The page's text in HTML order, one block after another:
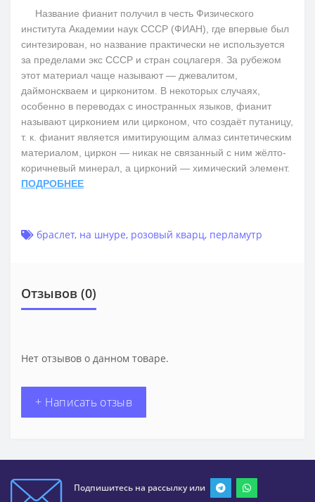
Название фианит получил в честь Физического
института Академии наук СССР (ФИАН), где впервые был
синтезирован, но название практически не используется
за пределами экс СССР и стран соцлагеря. За рубежом
этот материал чаще называют — джевалитом,
даймонскваем и цирконитом. В некоторых случаях,
особенно в переводах с иностранных языков, фианит
называют цирконием или цирконом, что создаёт путаницу,
т. к. фианит является имитирующим алмаз синтетическим
материалом, циркон — никак не связанный с ним жёлто-
коричневый минерал, а цирконий — химический элемент.
ПОДРОБНЕЕ
браслет, на шнуре, розовый кварц, перламутр
Отзывов (0)
Нет отзывов о данном товаре.
+ Написать отзыв
Подпишитесь на рассылку или